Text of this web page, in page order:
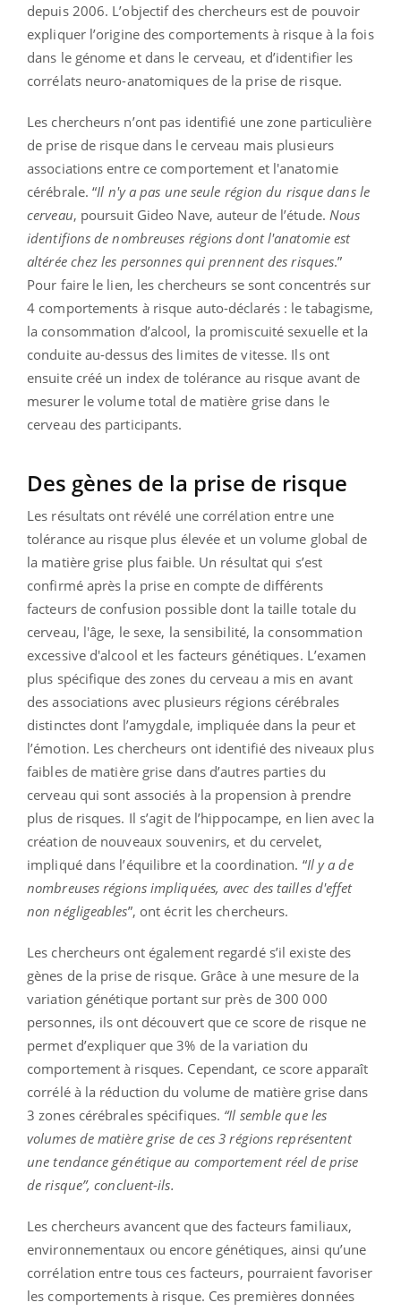
depuis 2006. L’objectif des chercheurs est de pouvoir
expliquer l’origine des comportements à risque à la fois
dans le génome et dans le cerveau, et d’identifier les
corrélats neuro-anatomiques de la prise de risque.
Les chercheurs n’ont pas identifié une zone particulière
de prise de risque dans le cerveau mais plusieurs
associations entre ce comportement et l'anatomie
cérébrale. “Il n'y a pas une seule région du risque dans le
cerveau, poursuit Gideo Nave, auteur de l’étude. Nous
identifions de nombreuses régions dont l'anatomie est
altérée chez les personnes qui prennent des risques.”
Pour faire le lien, les chercheurs se sont concentrés sur
4 comportements à risque auto-déclarés : le tabagisme,
la consommation d’alcool, la promiscuité sexuelle et la
conduite au-dessus des limites de vitesse. Ils ont
ensuite créé un index de tolérance au risque avant de
mesurer le volume total de matière grise dans le
cerveau des participants.
Des gènes de la prise de risque
Les résultats ont révélé une corrélation entre une
tolérance au risque plus élevée et un volume global de
la matière grise plus faible. Un résultat qui s’est
confirmé après la prise en compte de différents
facteurs de confusion possible dont la taille totale du
cerveau, l'âge, le sexe, la sensibilité, la consommation
excessive d'alcool et les facteurs génétiques. L’examen
plus spécifique des zones du cerveau a mis en avant
des associations avec plusieurs régions cérébrales
distinctes dont l’amygdale, impliquée dans la peur et
l’émotion. Les chercheurs ont identifié des niveaux plus
faibles de matière grise dans d’autres parties du
cerveau qui sont associés à la propension à prendre
plus de risques. Il s’agit de l’hippocampe, en lien avec la
création de nouveaux souvenirs, et du cervelet,
impliqué dans l’équilibre et la coordination. “Il y a de
nombreuses régions impliquées, avec des tailles d'effet
non négligeables”, ont écrit les chercheurs.
Les chercheurs ont également regardé s’il existe des
gènes de la prise de risque. Grâce à une mesure de la
variation génétique portant sur près de 300 000
personnes, ils ont découvert que ce score de risque ne
permet d’expliquer que 3% de la variation du
comportement à risques. Cependant, ce score apparaît
corrélé à la réduction du volume de matière grise dans
3 zones cérébrales spécifiques. “Il semble que les
volumes de matière grise de ces 3 régions représentent
une tendance génétique au comportement réel de prise
de risque”, concluent-ils.
Les chercheurs avancent que des facteurs familiaux,
environnementaux ou encore génétiques, ainsi qu’une
corrélation entre tous ces facteurs, pourraient favoriser
les comportements à risque. Ces premières données